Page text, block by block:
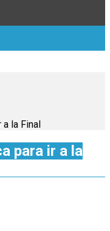
a la Final
para ir a la